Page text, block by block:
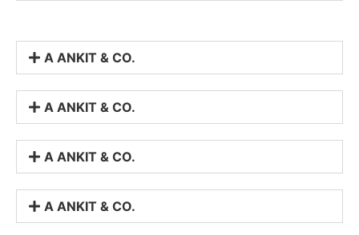
A ANKIT & CO.
A ANKIT & CO.
A ANKIT & CO.
A ANKIT & CO.